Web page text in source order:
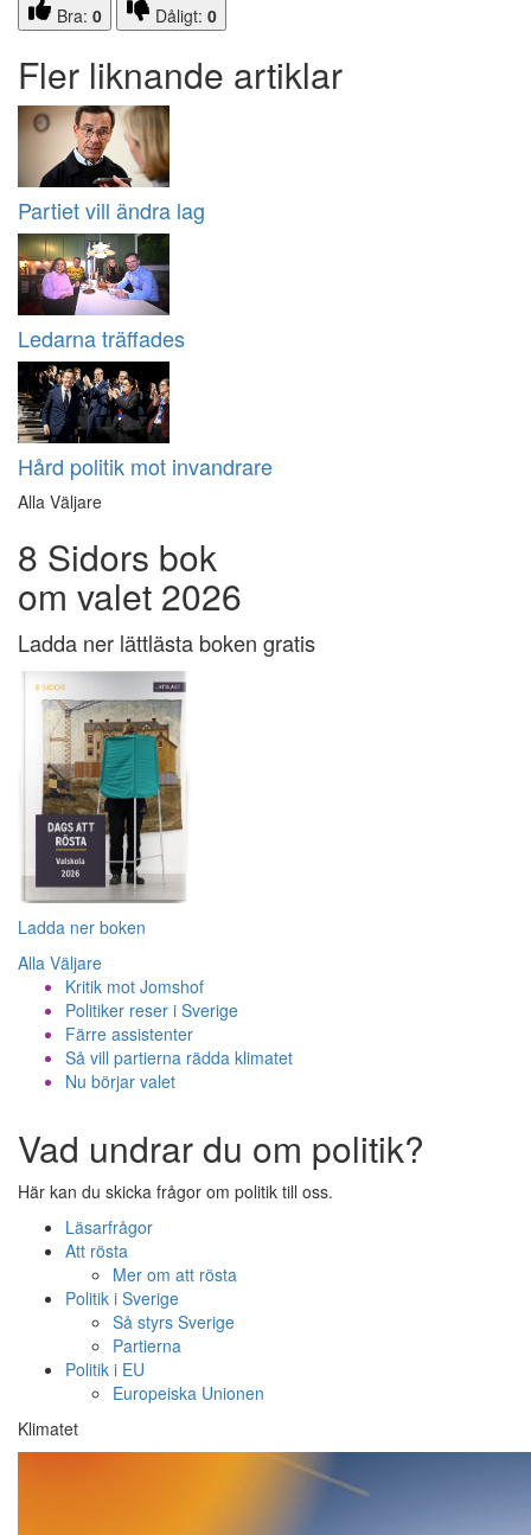
Bra: 0 Dåligt: 0
Fler liknande artiklar
Partiet vill ändra lag
Ledarna träffades
Hård politik mot invandrare
Alla Väljare
8 Sidors bok
om valet 2026
Ladda ner lättlästa boken gratis
Ladda ner boken
Alla Väljare
Kritik mot Jomshof
Politiker reser i Sverige
Färre assistenter
Så vill partierna rädda klimatet
Nu börjar valet
Vad undrar du om politik?
Här kan du skicka frågor om politik till oss.
Läsarfrågor
Att rösta
Mer om att rösta
Politik i Sverige
Så styrs Sverige
Partierna
Politik i EU
Europeiska Unionen
Klimatet